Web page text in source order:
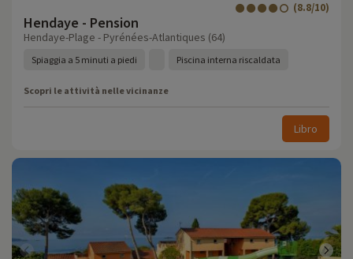
Hendaye - Pension
(8.8/10)
Hendaye-Plage - Pyrénées-Atlantiques (64)
Spiaggia a 5 minuti a piedi Piscina interna riscaldata
Scopri le attività nelle vicinanze
Libro